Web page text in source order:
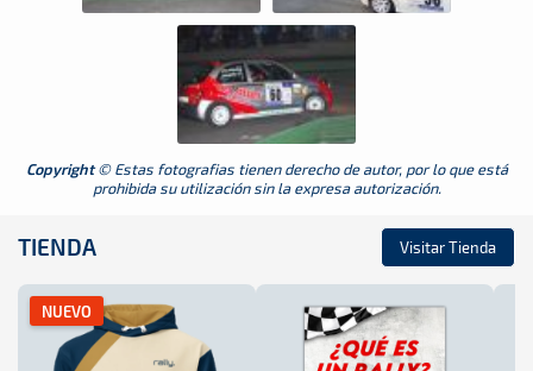
Copyright© Estas fotografias tienen derecho de autor, por lo que está
prohibida su utilización sin la expresa autorización.
TIENDA Visitar Tienda
NUEVO